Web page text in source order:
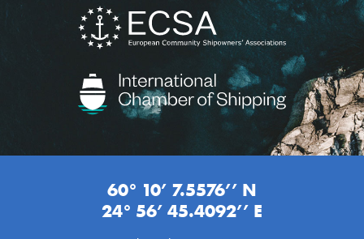
60° 10’ 7.5576’’ N
24° 56’ 45.4092’’ E